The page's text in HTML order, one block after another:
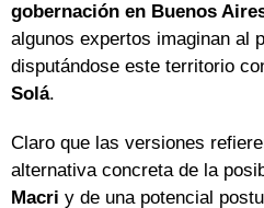
gobernación en Buenos
algunos expertos imaginan al
disputándose este territorio
Solá.
Claro que las versiones
alternativa concreta de la
Macri y de una potencial